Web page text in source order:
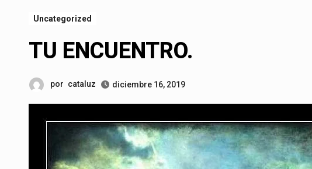
Uncategorized
TU ENCUENTRO.
por cataluz diciembre 16, 2019